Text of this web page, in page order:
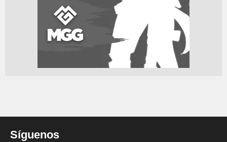
Síguenos